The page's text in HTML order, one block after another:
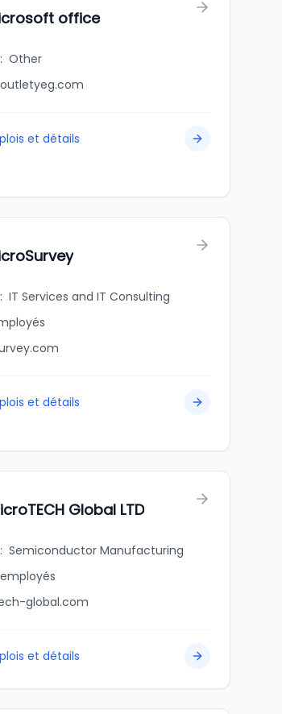
office
: Other
et détails
: IT Services and IT Consulting
et détails
Global LTD
: Semiconductor Manufacturing
employés
global.com
et détails